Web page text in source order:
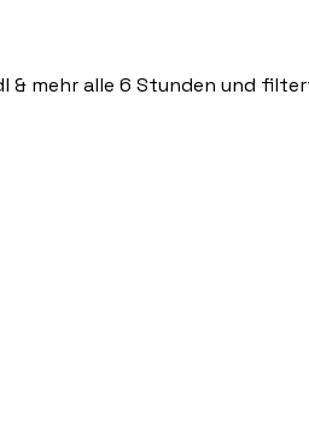
& mehr alle 6 Stunden und